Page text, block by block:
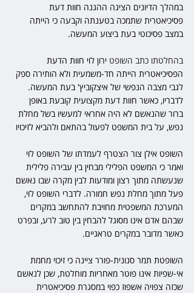
במהלך הדיונים הציגה ההגנה חוות דעת
פסיכיאטרית שתמכה בטענתה וקבעה כי הייתה
במצב פסיכוטי בעת ביצוע המעשה.
בהחלטתו כתב השופט ירון לוי חוות הדעת
הפסיכיאטרית הייתה חד-משמעית ולא הותירה ספק
לגבי מצבה הנפשי של איצקוביץ' בעת המעשה.
לדבריו, כאשר חוות דעת מקצועית קובעת באופן
ברור שהנאשם לא היה אחראי למעשיו בשל מחלת
נפש, על בית המשפט לפעול בהתאם ולהביא לזיכויו
השופט אילן צור הצטרף לעמדתו של השופט לוי
ואמר כי המשפט הפלילי מבחין בין עבירה פלילית
שנעשתה מתוך רצון ומודעות לבין מקרה שבו נאשם
פעל מתוך מחלת נפש חמורה. לדברי השופט לוי,
המערכת המשפטית מחויבת להתחשב במקרים
שבהם אדם אינו מסוגל להבחין בין טוב לרע, ובפרט
כאשר מדובר במקרים טראגיים.
השופטת תמר סנונית-פורר ציינה כי זיכוי מחמת
אי-שפיות אינו פוטר מאחריות מוחלטת, שכן לנאשם
שכזה צפויה אשפוז כפוי במסגרת פסיכיאטרית